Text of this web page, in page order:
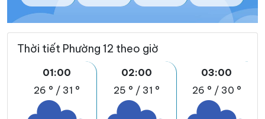
Thời tiết Phường 12 theo giờ
01:00
26 ° / 31 °
02:00
25 ° / 31 °
03:00
26 ° / 30 °